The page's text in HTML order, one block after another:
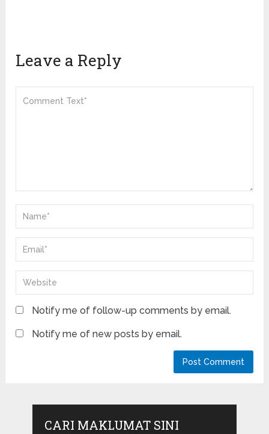
Leave a Reply
Notify me of follow-up comments by email.
Notify me of new posts by email.
CARI MAKLUMAT SINI